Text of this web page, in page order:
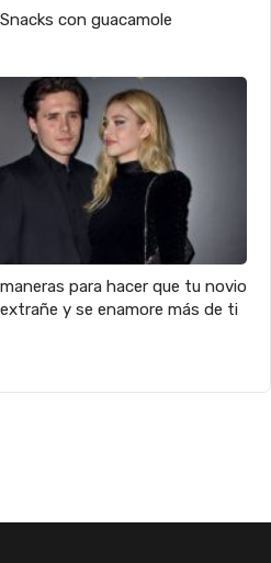
con guacamole
para hacer que tu novio
y se enamore más de ti